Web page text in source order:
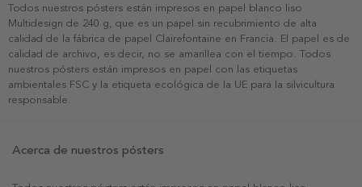
Todos nuestros pósters están impresos en papel blanco liso
Multidesign de 240 g, que es un papel sin recubrimiento de alta
calidad de la fábrica de papel Clairefontaine en Francia. El papel es de
calidad de archivo, es decir, no se amarillea con el tiempo. Todos
nuestros pósters están impresos en papel con las etiquetas
ambientales FSC y la etiqueta ecológica de la UE para la silvicultura
responsable.
Acerca de nuestros pósters